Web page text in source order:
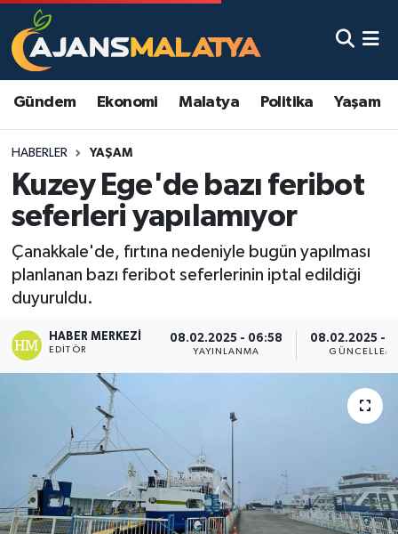
Gündem Ekonomi Malatya Politika Yaşam
HABERLER YAŞAM
Kuzey Ege'de bazı feribot
seferleri yapılamıyor
Çanakkale'de, fırtına nedeniyle bugün yapılması
planlanan bazı feribot seferlerinin iptal edildiği
duyuruldu.
HABER MERKEZI
EDITÖR
08.02.2025 - 06:58
YAYINLANMA
08.02.2025 -
Asayiş
Eğitim
Ekonomi
Gündem
Kadın
Kültür & Sanat
Magazin
Politika
Sağlık
Spor
Malatya Nöbetçi Eczaneler
Malatya Namaz Vakitleri
Malatya Trafik Yoğunluk Haritası
TFF 3.Lig 2.Grup Puan Durumu ve Fikstür
Tüm Manşetler
Son Dakika Haberleri
Haber Arşivi